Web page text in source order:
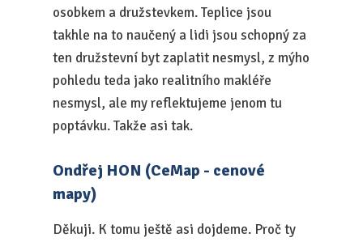
osobkem a družstevkem. Teplice jsou
takhle na to naučený a lidi jsou schopný za
ten družstevní byt zaplatit nesmysl, z mýho
pohledu teda jako realitního makléře
nesmysl, ale my reflektujeme jenom tu
poptávku. Takže asi tak.
Ondřej HON (CeMap - cenové
mapy)
Děkuji. K tomu ještě asi dojdeme. Proč ty